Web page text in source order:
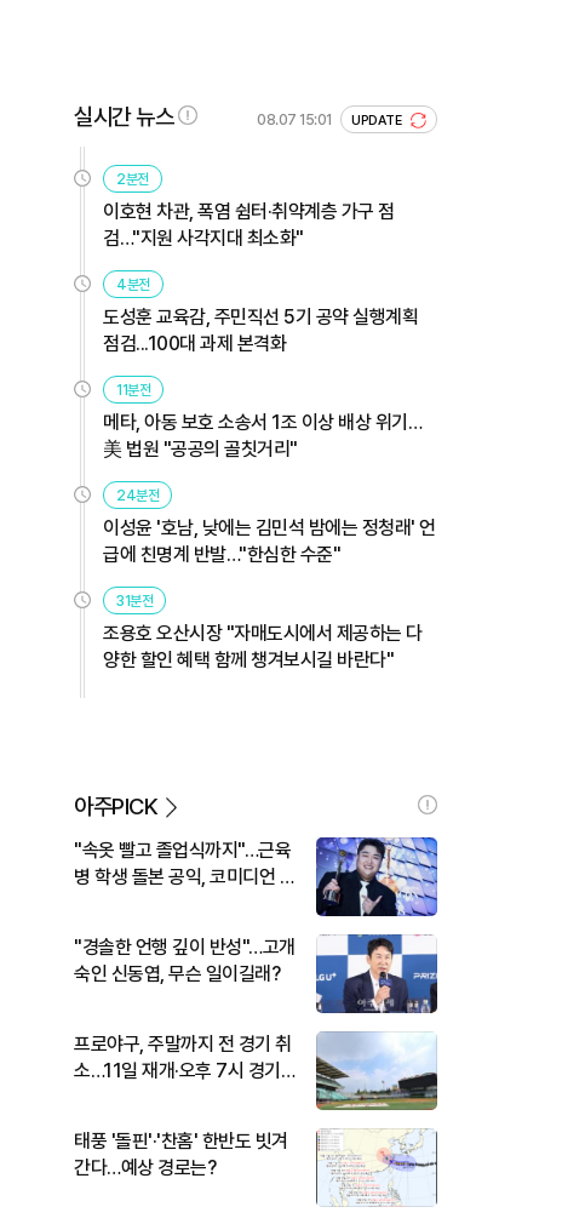
실시간 뉴스 08.07 15:01 UPDATE
2분전
이호현 차관, 폭염 쉼터·취약계층 가구 점
검…"지원 사각지대 최소화"
4분전
도성훈 교육감, 주민직선 5기 공약 실행계획
점검...100대 과제 본격화
11분전
메타, 아동 보호 소송서 1조 이상 배상 위기…
美 법원 "공공의 골칫거리"
24분전
이성윤 '호남, 낮에는 김민석 밤에는 정청래' 언
급에 친명계 반발…"한심한 수준"
31분전
조용호 오산시장 "자매도시에서 제공하는 다
양한 할인 혜택 함께 챙겨보시길 바란다"
아주PICK
"속옷 빨고 졸업식까지"…근육
병 학생 돌본 공익, 코미디언 김
"경솔한 언행 깊이 반성"…고개
숙인 신동엽, 무슨 일이길래?
프로야구, 주말까지 전 경기 취
소…11일 재개·오후 7시 경기
태풍 '돌핀'·'찬홈' 한반도 빗겨
간다…예상 경로는?